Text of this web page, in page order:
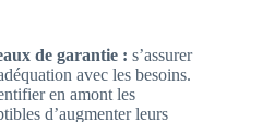
de garantie : s’assurer
avec les besoins.
en amont les
d’augmenter leurs